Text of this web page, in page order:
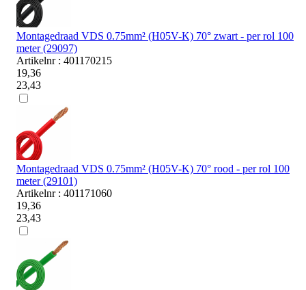
Montagedraad VDS 0.75mm² (H05V-K) 70° zwart - per rol 100
meter (29097)
Artikelnr : 401170215
19,36
23,43
Montagedraad VDS 0.75mm² (H05V-K) 70° rood - per rol 100
meter (29101)
Artikelnr : 401171060
19,36
23,43